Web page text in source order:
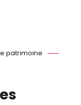
patrimoine